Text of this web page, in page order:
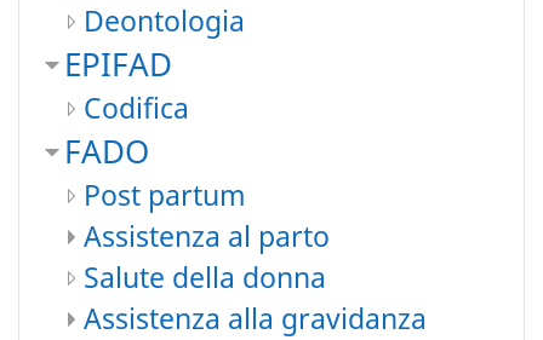
Deontologia
EPIFAD
Codifica
FADO
Post partum
Assistenza al parto
Salute della donna
Assistenza alla gravidanza